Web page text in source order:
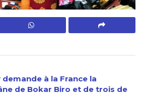
demande à la France la
de Bokar Biro et de trois de